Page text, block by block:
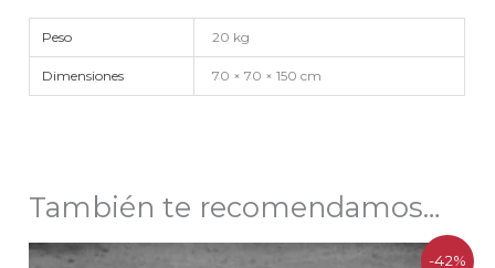
Peso 20 kg
Dimensiones 70 × 70 × 150 cm
También te recomendamos…
-42%
El